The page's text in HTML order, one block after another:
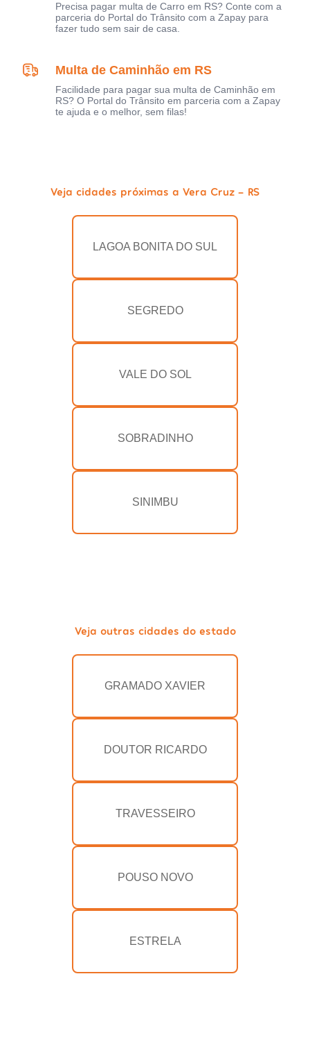
Precisa pagar multa de Carro em RS? Conte com a
parceria do Portal do Trânsito com a Zapay para
fazer tudo sem sair de casa.
Multa de Caminhão em RS
Facilidade para pagar sua multa de Caminhão em
RS? O Portal do Trânsito em parceria com a Zapay
te ajuda e o melhor, sem filas!
Veja cidades próximas a Vera Cruz - RS
LAGOA BONITA DO SUL
SEGREDO
VALE DO SOL
SOBRADINHO
SINIMBU
Veja outras cidades do estado
GRAMADO XAVIER
DOUTOR RICARDO
TRAVESSEIRO
POUSO NOVO
ESTRELA